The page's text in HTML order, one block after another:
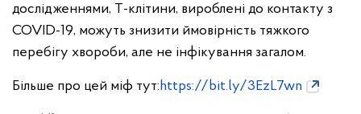
дослідженнями, Т-клітини, вироблені до контакту з
COVID-19, можуть знизити ймовірність тяжкого
перебігу хвороби, але не інфікування загалом.
Більше про цей міф тут: https://bit.ly/3EzL7wn